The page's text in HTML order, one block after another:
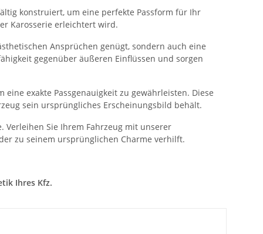
konstruiert, um eine perfekte Passform für Ihr
Karosserie erleichtert wird.
Ansprüchen genügt, sondern auch eine
gegenüber äußeren Einflüssen und sorgen
exakte Passgenauigkeit zu gewährleisten. Diese
sein ursprüngliches Erscheinungsbild behält.
Verleihen Sie Ihrem Fahrzeug mit unserer
zu seinem ursprünglichen Charme verhilft.
Ihres Kfz.